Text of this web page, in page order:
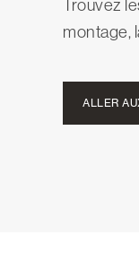
Trouvez
montage,
ALLER